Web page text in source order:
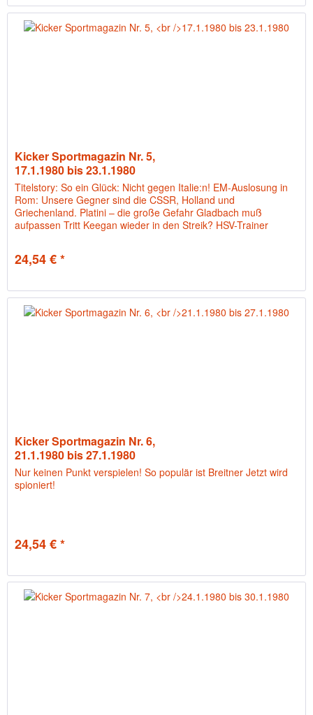
Kicker Sportmagazin Nr. 5,
17.1.1980 bis 23.1.1980
Titelstory: So ein Glück: Nicht gegen Italie:n! EM-Auslosung in
Rom: Unsere Gegner sind die CSSR, Holland und
Griechenland. Platini – die große Gefahr Gladbach muß
aufpassen Tritt Keegan wieder in den Streik? HSV-Trainer
24,54 € *
Kicker Sportmagazin Nr. 6,
21.1.1980 bis 27.1.1980
Nur keinen Punkt verspielen! So populär ist Breitner Jetzt wird
spioniert!
24,54 € *